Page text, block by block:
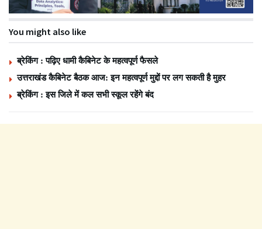
You might also like
ब्रेकिंग : पढ़िए धामी कैबिनेट के महत्वपूर्ण फैसले
उत्तराखंड कैबिनेट बैठक आज: इन महत्वपूर्ण मुद्दों पर लग सकती है मुहर
ब्रेकिंग : इस जिले में कल सभी स्कूल रहेंगे बंद